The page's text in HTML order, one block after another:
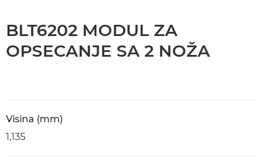
BLT6202 MODUL ZA
OPSECANJE SA 2 NOŽA
Visina (mm)
1,135